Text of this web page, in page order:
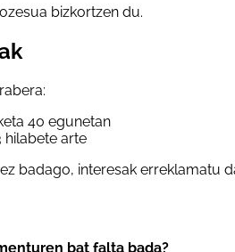
bizkortzen du.
40 egunetan
hilabete arte
badago, interesak erreklamatu
bat falta bada?